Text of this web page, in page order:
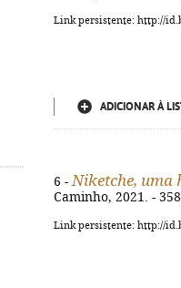
Link persistente: http://
ADICIONAR À
6 - Niketche, uma
Caminho, 2021. -
Link persistente: http://